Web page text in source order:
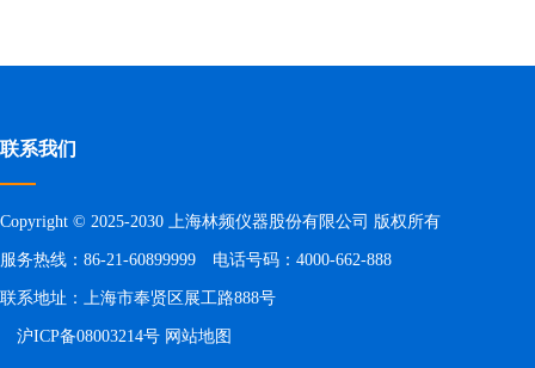
联系我们
Copyright © 2025-2030 上海林频仪器股份有限公司 版权所有
服务热线：86-21-60899999 电话号码：4000-662-888
联系地址：上海市奉贤区展工路888号
沪ICP备08003214号 网站地图